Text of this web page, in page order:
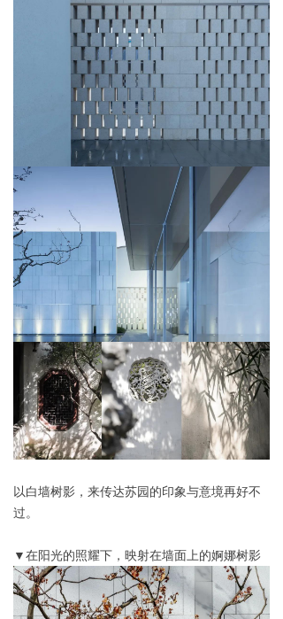
以白墙树影，来传达苏园的印象与意境再好不
过。
▼在阳光的照耀下，映射在墙面上的婀娜树影